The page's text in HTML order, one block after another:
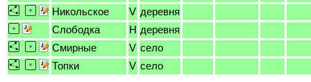
Никольское
V деревня
Слободка
H деревня
Смирные
V село
Топки
V село